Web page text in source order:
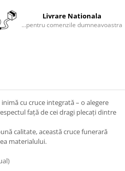
Livrare Nationala
...pentru comenzile dumneavoastra
cu cruce integrată – o alegere
față de cei dragi plecați dintre
calitate, această cruce funerară
materialului.